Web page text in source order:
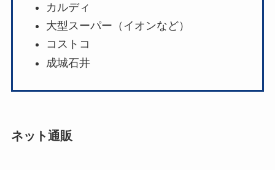
カルディ
大型スーパー（イオンなど）
コストコ
成城石井
ネット通販